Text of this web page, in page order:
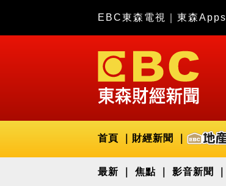
EBC東森電視 東森Apps
首頁 財經新聞
最新 焦點 影音新聞